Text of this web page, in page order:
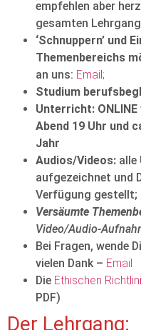
empfehlen aber
gesamten
‘Schnuppern’ und
Themenbereichs
an uns: Email;
Studium
Unterricht:
Abend 19 Uhr und
Jahr
Audios/Videos: alle
aufgezeichnet und
Verfügung gestellt;
Versäumte
Video/Audio-
Bei Fragen, wende
vielen Dank – Email
Die Ethischen
PDF)
Der Lehrgang: